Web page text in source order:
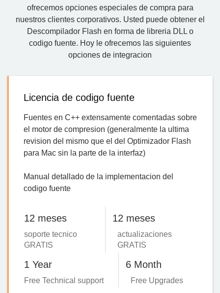
ofrecemos opciones especiales de compra para
nuestros clientes corporativos. Usted puede obtener el
Descompilador Flash en forma de libreria DLL o
codigo fuente. Hoy le ofrecemos las siguientes
opciones de integracion
Licencia de codigo fuente
Fuentes en C++ extensamente comentadas sobre
el motor de compresion (generalmente la ultima
revision del mismo que el del Optimizador Flash
para Mac sin la parte de la interfaz)
Manual detallado de la implementacion del
codigo fuente
12 meses 12 meses
soporte tecnico
GRATIS
actualizaciones
GRATIS
1 Year 6 Month
Free Technical support Free Upgrades